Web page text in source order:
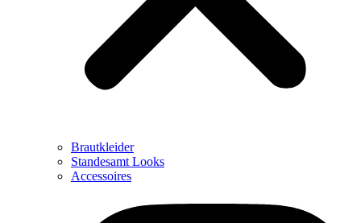
Brautkleider
Standesamt Looks
Accessoires